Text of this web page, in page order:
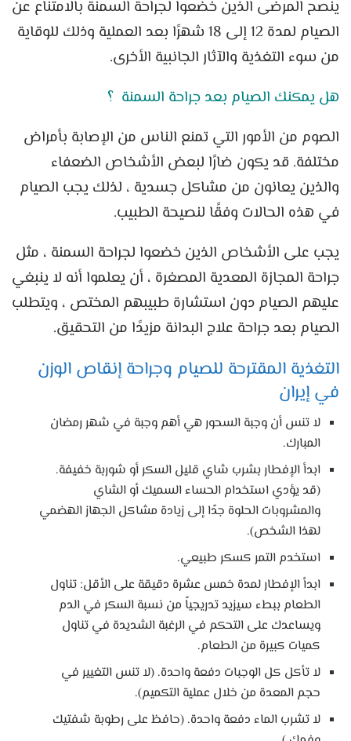
ينصح المرضى الذين خضعوا لجراحة السمنة بالامتناع عن
الصيام لمدة 12 إلى 18 شهرًا بعد العملية وذلك للوقاية
من سوء التغذية والآثار الجانبية الأخرى.
هل يمكنك الصيام بعد جراحة السمنة ؟
الصوم من الأمور التي تمنع الناس من الإصابة بأمراض
مختلفة. قد يكون ضارًا لبعض الأشخاص الضعفاء
والذين يعانون من مشاكل جسدية ، لذلك يجب الصيام
في هذه الحالات وفقًا لنصيحة الطبيب.
يجب على الأشخاص الذين خضعوا لجراحة السمنة ، مثل
جراحة المجازة المعدية المصغرة ، أن يعلموا أنه لا ينبغي
عليهم الصيام دون استشارة طبيبهم المختص ، ويتطلب
الصيام بعد جراحة علاج البدانة مزيدًا من التحقيق.
التغذية المقترحة للصيام وجراحة إنقاص الوزن
في إيران
لا تنس أن وجبة السحور هي أهم وجبة في شهر رمضان
المبارك.
ابدأ الإفطار بشرب شاي قليل السكر أو شوربة خفيفة.
(قد يؤدي استخدام الحساء السميك أو الشاي
والمشروبات الحلوة جدًا إلى زيادة مشاكل الجهاز الهضمي
لهذا الشخص).
استخدم التمر كسكر طبيعي.
ابدأ الإفطار لمدة خمس عشرة دقيقة على الأقل: تناول
الطعام ببطء سيزيد تدريجياً من نسبة السكر في الدم
ويساعدك على التحكم في الرغبة الشديدة في تناول
كميات كبيرة من الطعام.
لا تأكل كل الوجبات دفعة واحدة. (لا تنس التغيير في
حجم المعدة من خلال عملية التكميم).
لا تشرب الماء دفعة واحدة. (حافظ على رطوبة شفتيك